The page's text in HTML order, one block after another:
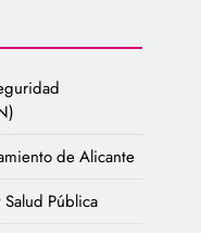
de Alicante
Pública